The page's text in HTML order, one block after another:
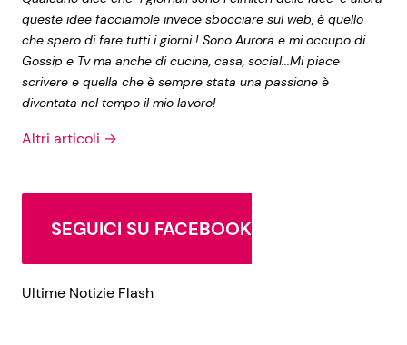
queste idee facciamole invece sbocciare sul web, è quello
che spero di fare tutti i giorni ! Sono Aurora e mi occupo di
Gossip e Tv ma anche di cucina, casa, social...Mi piace
scrivere e quella che è sempre stata una passione è
diventata nel tempo il mio lavoro!
Altri articoli →
SEGUICI SU FACEBOOK
Ultime Notizie Flash